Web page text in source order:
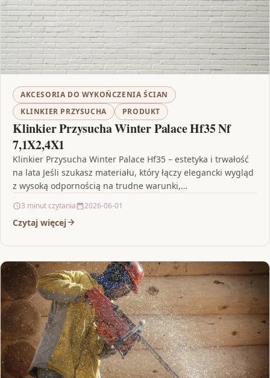
AKCESORIA DO WYKOŃCZENIA ŚCIAN
KLINKIER PRZYSUCHA
PRODUKT
Klinkier Przysucha Winter Palace Hf35 Nf
7,1X2,4X1
Klinkier Przysucha Winter Palace Hf35 – estetyka i trwałość
na lata Jeśli szukasz materiału, który łączy elegancki wygląd
z wysoką odpornością na trudne warunki,…
3 minut czytania 2026-06-01
Czytaj więcej